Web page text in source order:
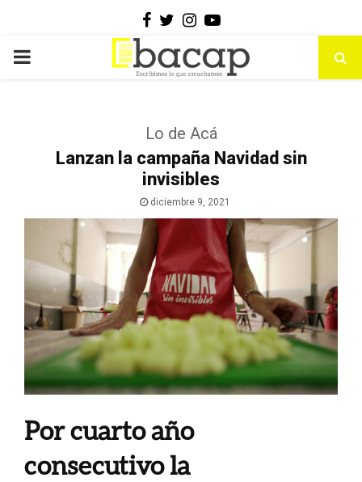
Facebook
Twitter
Instagram
Youtube
PRIMARY
Lo de Acá
Lanzan la campaña Navidad sin
invisibles
diciembre 9, 2021
Por cuarto año
consecutivo la